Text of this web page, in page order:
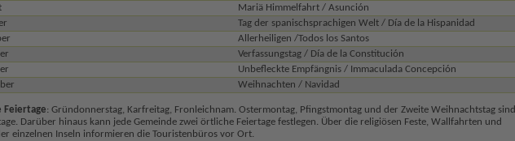
Mariä Himmelfahrt / Asunción
Tag der spanischsprachigen Welt / Día de la Hispanidad
Allerheiligen /Todos los Santos
Verfassungstag / Día de la Constitución
Unbefleckte Empfängnis / Immaculada Concepción
Weihnachten / Navidad
Feiertage: Gründonnerstag, Karfreitag, Fronleichnam. Ostermontag, Pfingstmontag und der Zweite Weihnachtstag sind
Darüber hinaus kann jede Gemeinde zwei örtliche Feiertage festlegen. Über die religiösen Feste, Wallfahrten und
einzelnen Inseln informieren die Touristenbüros vor Ort.